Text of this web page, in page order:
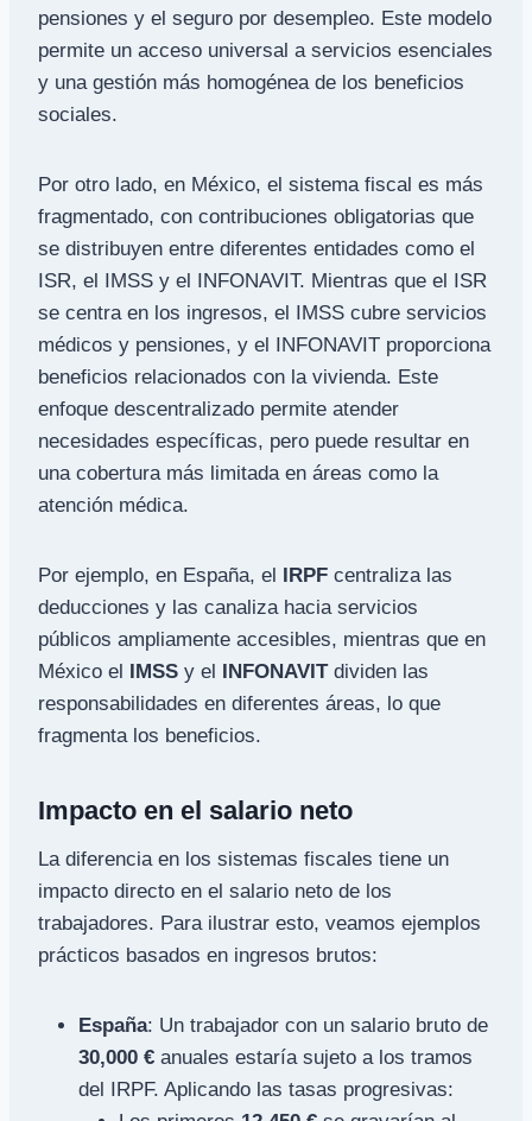
pensiones y el seguro por desempleo. Este modelo
permite un acceso universal a servicios esenciales
y una gestión más homogénea de los beneficios
sociales.
Por otro lado, en México, el sistema fiscal es más
fragmentado, con contribuciones obligatorias que
se distribuyen entre diferentes entidades como el
ISR, el IMSS y el INFONAVIT. Mientras que el ISR
se centra en los ingresos, el IMSS cubre servicios
médicos y pensiones, y el INFONAVIT proporciona
beneficios relacionados con la vivienda. Este
enfoque descentralizado permite atender
necesidades específicas, pero puede resultar en
una cobertura más limitada en áreas como la
atención médica.
Por ejemplo, en España, el IRPF centraliza las
deducciones y las canaliza hacia servicios
públicos ampliamente accesibles, mientras que en
México el IMSS y el INFONAVITdividen las
responsabilidades en diferentes áreas, lo que
fragmenta los beneficios.
Impacto en el salario neto
La diferencia en los sistemas fiscales tiene un
impacto directo en el salario neto de los
trabajadores. Para ilustrar esto, veamos ejemplos
prácticos basados en ingresos brutos:
España: Un trabajador con un salario bruto de
30,000 € anuales estaría sujeto a los tramos
del IRPF. Aplicando las tasas progresivas: